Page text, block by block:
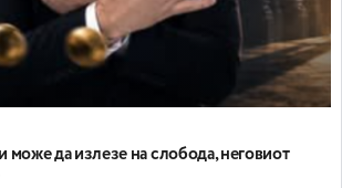
може да излезе на слобода, неговиот